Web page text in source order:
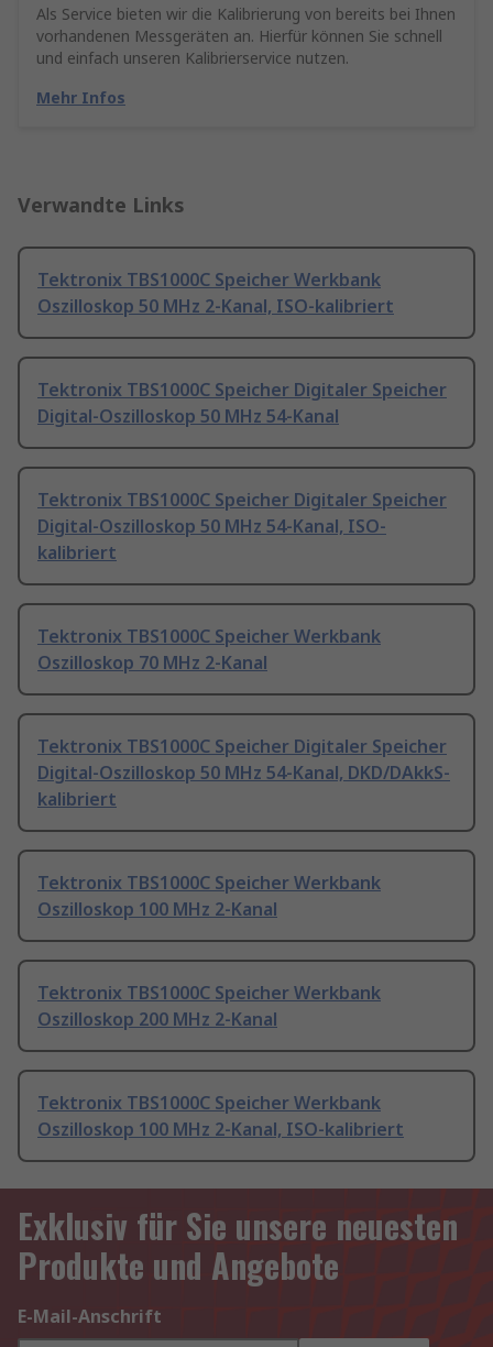
Als Service bieten wir die Kalibrierung von bereits bei Ihnen
vorhandenen Messgeräten an. Hierfür können Sie schnell
und einfach unseren Kalibrierservice nutzen.
Mehr Infos
Verwandte Links
Tektronix TBS1000C Speicher Werkbank
Oszilloskop 50 MHz 2-Kanal, ISO-kalibriert
Tektronix TBS1000C Speicher Digitaler Speicher
Digital-Oszilloskop 50 MHz 54-Kanal
Tektronix TBS1000C Speicher Digitaler Speicher
Digital-Oszilloskop 50 MHz 54-Kanal, ISO-
kalibriert
Tektronix TBS1000C Speicher Werkbank
Oszilloskop 70 MHz 2-Kanal
Tektronix TBS1000C Speicher Digitaler Speicher
Digital-Oszilloskop 50 MHz 54-Kanal, DKD/DAkkS-
kalibriert
Tektronix TBS1000C Speicher Werkbank
Oszilloskop 100 MHz 2-Kanal
Tektronix TBS1000C Speicher Werkbank
Oszilloskop 200 MHz 2-Kanal
Tektronix TBS1000C Speicher Werkbank
Oszilloskop 100 MHz 2-Kanal, ISO-kalibriert
Exklusiv für Sie unsere neuesten
Produkte und Angebote
E-Mail-Anschrift